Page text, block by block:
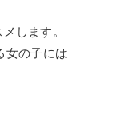
メします。
女の子には